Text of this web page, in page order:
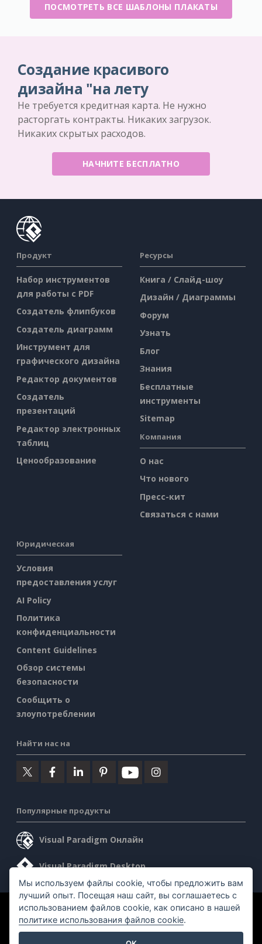
ПОСМОТРЕТЬ ВСЕ ШАБЛОНЫ ПЛАКАТЫ
Создание красивого
дизайна "на лету
Не требуется кредитная карта. Не нужно
расторгать контракты. Никаких загрузок.
Никаких скрытых расходов.
НАЧНИТЕ БЕСПЛАТНО
Продукт
Набор инструментов
для работы с PDF
Создатель флипбуков
Создатель диаграмм
Инструмент для
графического дизайна
Редактор документов
Создатель
презентаций
Редактор электронных
таблиц
Ценообразование
Ресурсы
Книга / Слайд-шоу
Дизайн / Диаграммы
Форум
Узнать
Блог
Знания
Бесплатные
инструменты
Sitemap
Компания
О нас
Что нового
Пресс-кит
Связаться с нами
Юридическая
Условия
предоставления услуг
AI Policy
Политика
конфиденциальности
Content Guidelines
Обзор системы
безопасности
Сообщить о
злоупотреблении
Найти нас на
Популярные продукты
Visual Paradigm Онлайн
Visual Paradigm Desktop
©2026 by Visual Paradigm. Все права защищены.
Мы используем файлы cookie, чтобы предложить вам
лучший опыт. Посещая наш сайт, вы соглашаетесь с
использованием файлов cookie, как описано в нашей
политике использования файлов cookie.